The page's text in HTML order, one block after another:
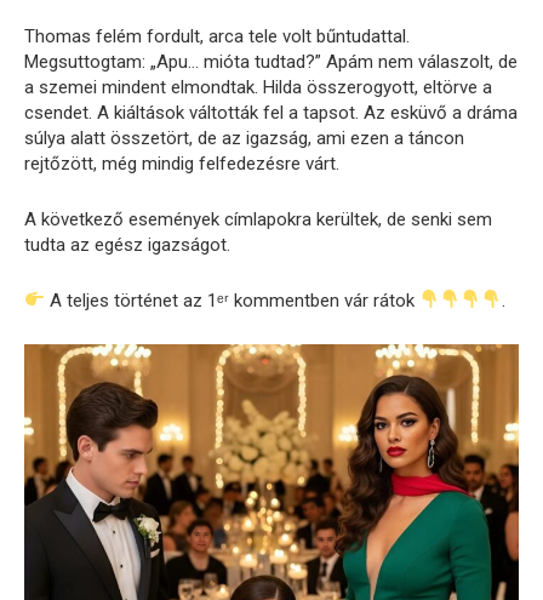
Thomas felém fordult, arca tele volt bűntudattal.
Megsuttogtam: „Apu… mióta tudtad?” Apám nem válaszolt, de
a szemei mindent elmondtak. Hilda összerogyott, eltörve a
csendet. A kiáltások váltották fel a tapsot. Az esküvő a dráma
súlya alatt összetört, de az igazság, ami ezen a táncon
rejtőzött, még mindig felfedezésre várt.
A következő események címlapokra kerültek, de senki sem
tudta az egész igazságot.
A teljes történet az 1ᵉʳ kommentben vár rátok .